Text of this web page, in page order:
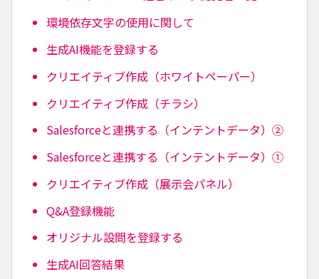
環境依存文字の使用に関して
生成AI機能を登録する
クリエイティブ作成（ホワイトペーパー）
クリエイティブ作成（チラシ）
Salesforceと連携する（インテントデータ）②
Salesforceと連携する（インテントデータ）①
クリエイティブ作成（展示会パネル）
Q&A登録機能
オリジナル設問を登録する
生成AI回答結果